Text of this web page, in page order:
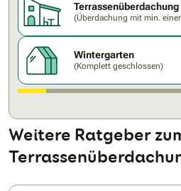
Terrassen­überdachung
(Überdachung mit min.
Wintergarten
(Komplett geschlossen)
Weitere Ratgeber